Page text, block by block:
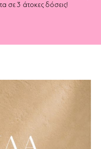
σε 3 άτοκες δόσεις!